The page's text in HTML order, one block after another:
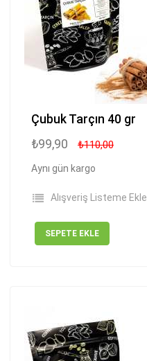
Çubuk Tarçın 40 gr
₺99,90 ₺110,00
Aynı gün kargo
Alışveriş Listeme Ekle
SEPETE EKLE